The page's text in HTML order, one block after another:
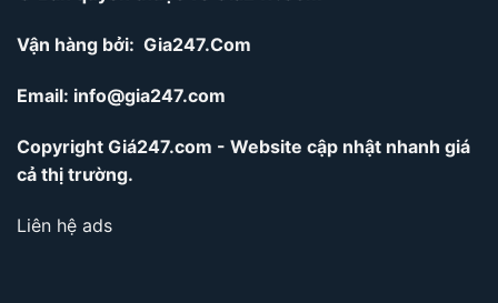
Vận hàng bởi: Gia247.Com
Email: info@gia247.com
Copyright Giá247.com - Website cập nhật nhanh giá
cả thị trường.
Liên hệ ads